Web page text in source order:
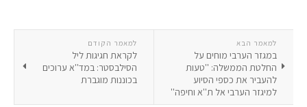
למאמר הקודם
לקראת חגיגות ליל
הסילבסטר: במד''א ערוכים
בכוננות מוגברת
למאמר הבא
במגזר הערבי מוחים על
החלטת הממשלה: ''טעות
להעביר את כספי הסיוע
למיגזר הערבי אל ת''א וחיפה''